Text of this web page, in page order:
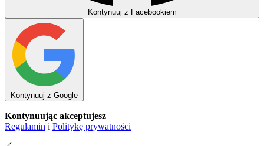
Kontynuuj z Facebookiem
Kontynuuj z Google
Kontynuując akceptujesz
Regulamin i Politykę prywatności